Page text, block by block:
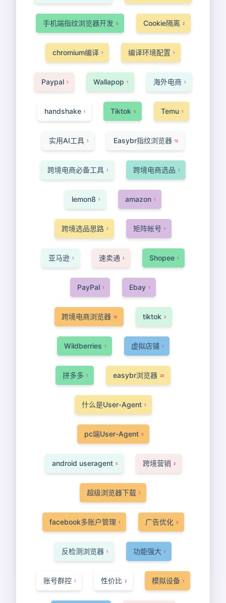
手机端指纹浏览器开发 5 Cookie隔离 2
chromium编译 1 编译环境配置 1
Paypal 1 Wallapop 1 海外电商 1
handshake 1 Tiktok 5 Temu 1
实用AI工具 1 Easybr指纹浏览器 12
跨境电商必备工具 1 跨境电商选品 1
lemon8 1 amazon 1
跨境选品思路 1 矩阵帐号 1
亚马逊 1 速卖通 1 Shopee 1
PayPal 1 Ebay 1
跨境电商浏览器 10 tiktok 2
Wildberries 1 虚拟店铺 1
拼多多 1 easybr浏览器 20
什么是User-Agent 1
pc端User-Agent 5
android useragent 5 跨境营销 2
超级浏览器下载 1
facebook多账户管理 1 广告优化 2
反检测浏览器 1 功能强大 1
账号群控 1 性价比 2 模拟设备 1